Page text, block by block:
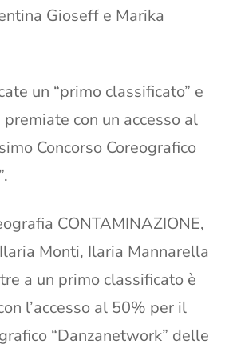
Gioseff e Marika
un “primo classificato” e
con un accesso al
Concorso Coreografico
CONTAMINAZIONE,
Monti, Ilaria Mannarella
a un primo classificato è
l’accesso al 50% per il
“Danzanetwork” delle